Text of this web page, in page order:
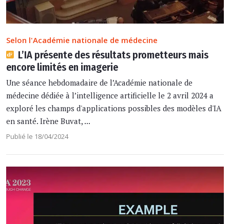
Selon l'Académie nationale de médecine
L’IA présente des résultats prometteurs mais
encore limités en imagerie
Une séance hebdomadaire de l’Académie nationale de
médecine dédiée à l’intelligence artificielle le 2 avril 2024 a
exploré les champs d'applications possibles des modèles d'IA
en santé. Irène Buvat, ...
Publié le 18/04/2024